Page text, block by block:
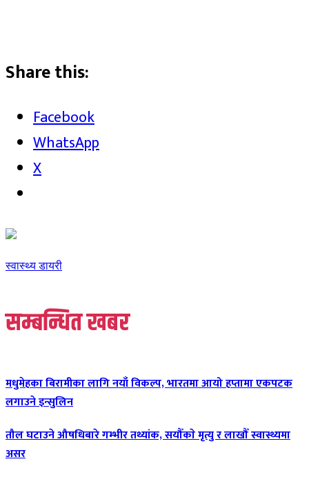
Share this:
Facebook
WhatsApp
X
स्वास्थ्य डायरी
सम्बन्धित खबर
मधुमेहका बिरामीका लागि नयाँ विकल्प, भारतमा आयो हप्तामा एकपटक
लगाउने इन्सुलिन
तौल घटाउने औषधिबारे गम्भीर तथ्यांक, सयौँकाे मृत्यु र लाखौँ स्वास्थ्यमा
असर